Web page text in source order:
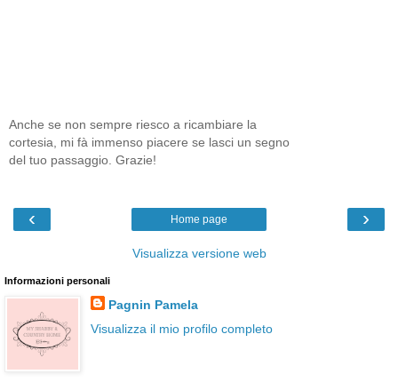
Anche se non sempre riesco a ricambiare la
cortesia, mi fà immenso piacere se lasci un segno
del tuo passaggio. Grazie!
‹ ›
Home page
Visualizza versione web
Informazioni personali
Pagnin Pamela
Visualizza il mio profilo completo